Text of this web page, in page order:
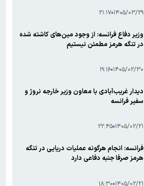
۱۴۰۵/۰۳/۲۹ ۲۱:۱۷
وزیر دفاع فرانسه: از وجود مین‌های کاشته شده
در تنگه هرمز مطمئن نیستیم
۱۴۰۵/۰۲/۳۰ ۱۹:۱۶
دیدار غریب‌آبادی با معاون وزیر خارجه نروژ و
سفیر فرانسه
۱۴۰۵/۰۲/۲۱ ۲۲:۴۵
فرانسه: انجام هرگونه عملیات‌ دریایی در تنگه
هرمز صرفا جنبه دفاعی دارد
۱۴۰۵/۰۲/۲۱ ۱۸:۳۰